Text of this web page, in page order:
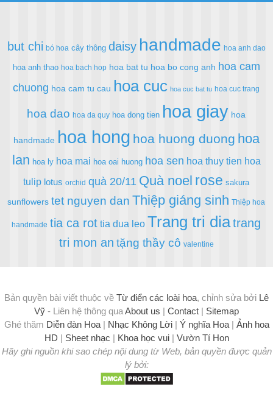
but chi bó hoa cây thông daisy handmade hoa anh dao
hoa anh thao hoa bach hop hoa bat tu hoa bo cong anh hoa cam
chuong hoa cam tu cau hoa cuc hoa cuc bat tu hoa cuc trang
hoa dao hoa da quy hoa dong tien hoa giay hoa
handmade hoa hong hoa huong duong hoa
lan hoa ly hoa mai hoa oai huong hoa sen hoa thuy tien hoa
tulip lotus orchid quà 20/11 Quà noel rose sakura
sunflowers tet nguyen dan Thiệp giáng sinh Thiệp hoa
handmade tia ca rot tia dua leo Trang tri diatrang
tri mon an tặng thầy cô valentine
Bản quyền bài viết thuộc về Từ điển các loài hoa, chỉnh sửa bởi Lê
Vỹ - Liên hệ thông quaAbout us | Contact | Sitemap
Ghé thăm Diễn đàn Hoa| Nhạc Không Lời| Ý nghĩa Hoa| Ảnh hoa
HD | Sheet nhạc | Khoa học vui| Vườn Tí Hon
Hãy ghi nguồn khi sao chép nội dung từ Web, bản quyền được quản
lý bởi: